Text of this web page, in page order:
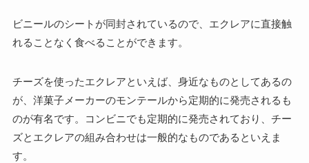
ビニールのシートが同封されているので、エクレアに直接触
れることなく食べることができます。
チーズを使ったエクレアといえば、身近なものとしてあるの
が、洋菓子メーカーのモンテールから定期的に発売されるも
のが有名です。コンビニでも定期的に発売されており、チー
ズとエクレアの組み合わせは一般的なものであるといえま
す。